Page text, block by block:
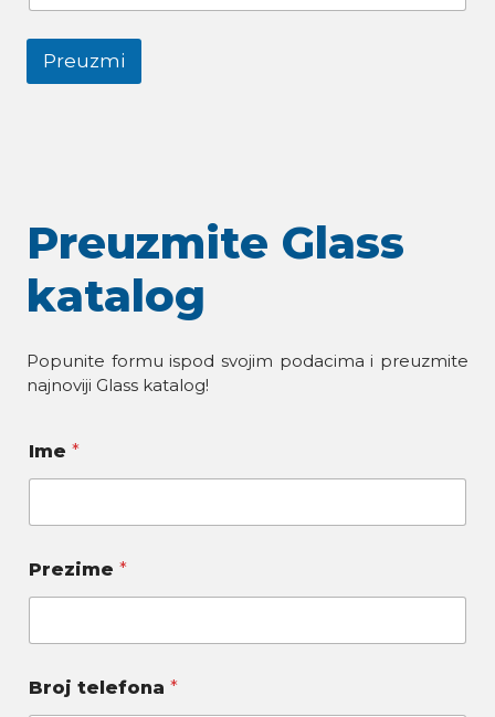
Preuzmi
Preuzmite Glass
katalog
Popunite formu ispod svojim podacima i preuzmite
najnoviji Glass katalog!
Ime *
Prezime *
Broj telefona *